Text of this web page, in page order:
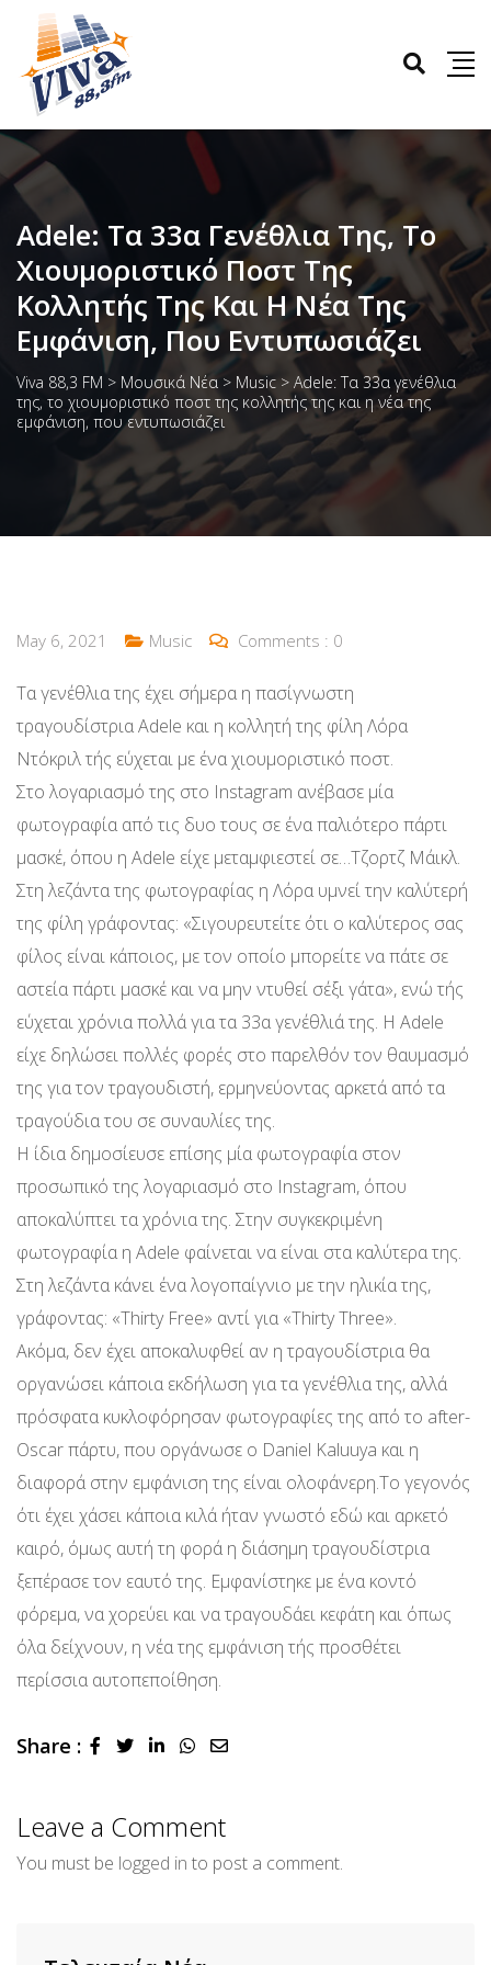
Adele: Τα 33α Γενέθλια Της, Το
Χιουμοριστικό Ποστ Της
Κολλητής Της Και Η Νέα Της
Εμφάνιση, Που Εντυπωσιάζει
Viva 88,3 FM > Μουσικά Νέα > Music > Adele: Τα 33α γενέθλια
της, το χιουμοριστικό ποστ της κολλητής της και η νέα της
εμφάνιση, που εντυπωσιάζει
May 6, 2021 Music Comments : 0
Τα γενέθλια της έχει σήμερα η πασίγνωστη
τραγουδίστρια Adele και η κολλητή της φίλη Λόρα
Ντόκριλ τής εύχεται με ένα χιουμοριστικό ποστ.
Στο λογαριασμό της στο Instagram ανέβασε μία
φωτογραφία από τις δυο τους σε ένα παλιότερο πάρτι
μασκέ, όπου η Adele είχε μεταμφιεστεί σε…Τζορτζ Μάικλ.
Στη λεζάντα της φωτογραφίας η Λόρα υμνεί την καλύτερή
της φίλη γράφοντας: «Σιγουρευτείτε ότι ο καλύτερος σας
φίλος είναι κάποιος, με τον οποίο μπορείτε να πάτε σε
αστεία πάρτι μασκέ και να μην ντυθεί σέξι γάτα», ενώ τής
εύχεται χρόνια πολλά για τα 33α γενέθλιά της. Η Adele
είχε δηλώσει πολλές φορές στο παρελθόν τον θαυμασμό
της για τον τραγουδιστή, ερμηνεύοντας αρκετά από τα
τραγούδια του σε συναυλίες της.
Η ίδια δημοσίευσε επίσης μία φωτογραφία στον
προσωπικό της λογαριασμό στο Instagram, όπου
αποκαλύπτει τα χρόνια της. Στην συγκεκριμένη
φωτογραφία η Adele φαίνεται να είναι στα καλύτερα της.
Στη λεζάντα κάνει ένα λογοπαίγνιο με την ηλικία της,
γράφοντας: «Thirty Free» αντί για «Thirty Three».
Ακόμα, δεν έχει αποκαλυφθεί αν η τραγουδίστρια θα
οργανώσει κάποια εκδήλωση για τα γενέθλια της, αλλά
πρόσφατα κυκλοφόρησαν φωτογραφίες της από το after-
Oscar πάρτυ, που οργάνωσε ο Daniel Kaluuya και η
διαφορά στην εμφάνιση της είναι ολοφάνερη.Το γεγονός
ότι έχει χάσει κάποια κιλά ήταν γνωστό εδώ και αρκετό
καιρό, όμως αυτή τη φορά η διάσημη τραγουδίστρια
ξεπέρασε τον εαυτό της. Εμφανίστηκε με ένα κοντό
φόρεμα, να χορεύει και να τραγουδάει κεφάτη και όπως
όλα δείχνουν, η νέα της εμφάνιση τής προσθέτει
περίσσια αυτοπεποίθηση.
Share : LinkedInWhatsapp
Share
Leave a Comment
You must be logged in to post a comment.